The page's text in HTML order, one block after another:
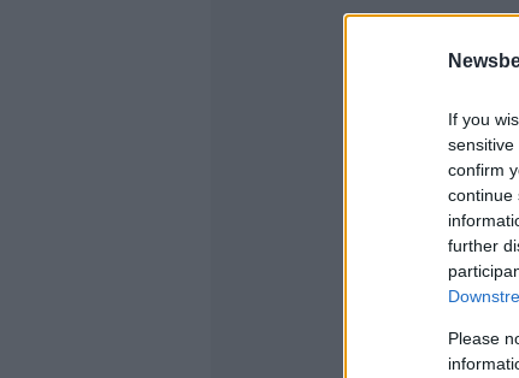
If you
confirm
continue
further
Please